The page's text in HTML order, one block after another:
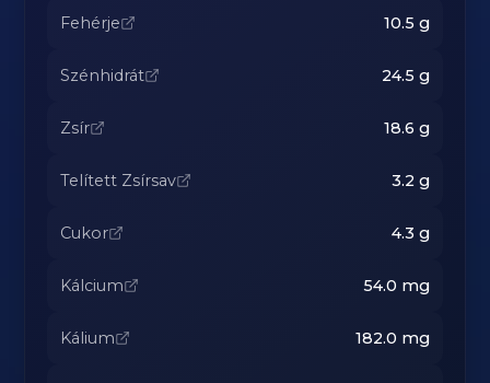
Fehérje 10.5 g
Szénhidrát 24.5 g
Zsír 18.6 g
Telített Zsírsav 3.2 g
Cukor 4.3 g
Kálcium 54.0 mg
Kálium 182.0 mg